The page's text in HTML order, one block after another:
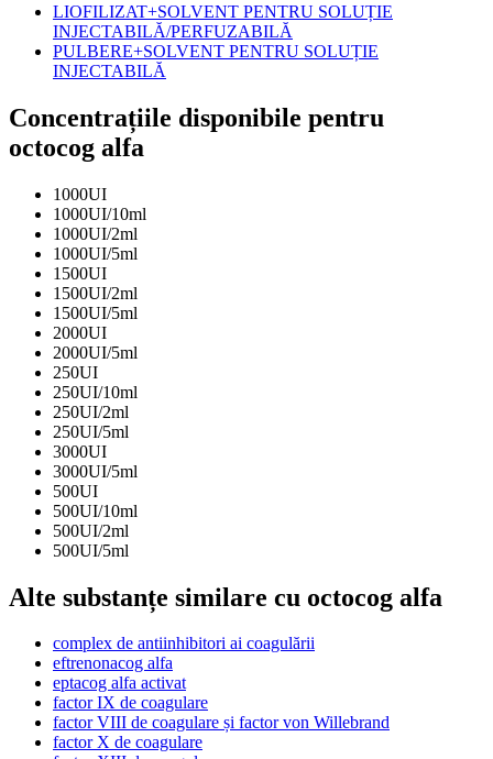
LIOFILIZAT+SOLVENT PENTRU SOLUȚIE
INJECTABILĂ/PERFUZABILĂ
PULBERE+SOLVENT PENTRU SOLUȚIE
INJECTABILĂ
Concentrațiile disponibile pentru
octocog alfa
1000UI
1000UI/10ml
1000UI/2ml
1000UI/5ml
1500UI
1500UI/2ml
1500UI/5ml
2000UI
2000UI/5ml
250UI
250UI/10ml
250UI/2ml
250UI/5ml
3000UI
3000UI/5ml
500UI
500UI/10ml
500UI/2ml
500UI/5ml
Alte substanțe similare cu octocog alfa
complex de antiinhibitori ai coagulării
eftrenonacog alfa
eptacog alfa activat
factor IX de coagulare
factor VIII de coagulare și factor von Willebrand
factor X de coagulare